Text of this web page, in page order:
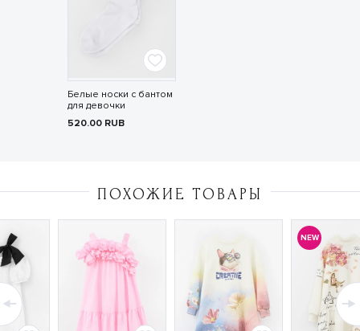
Белые носки с бантом
для девочки
520.00 RUB
ПОХОЖИЕ ТОВАРЫ
NEW